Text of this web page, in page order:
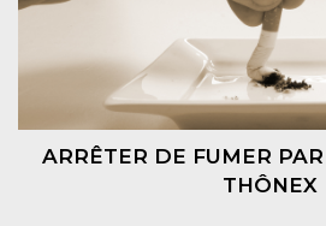
ARRÊTER DE FUMER
THÔNEX